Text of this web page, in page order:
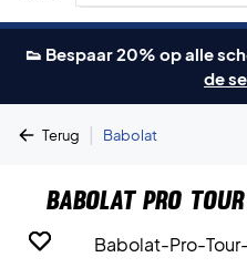
👟 Bespaar 20% op alle
de
Terug | Babolat
Babolat Pro